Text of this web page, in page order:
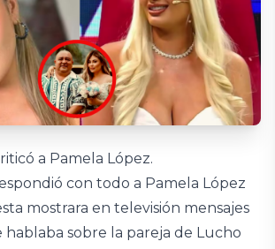
a Pamela López.
con todo a Pamela López
mostrara en televisión mensajes
hablaba sobre la pareja de Lucho